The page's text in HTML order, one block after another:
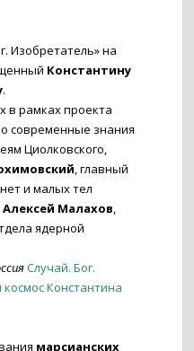
Изобретатель» на
Константину
.
в рамках проекта
современные знания
Циолковского,
, главный
и малых тел
Алексей Малахов,
ядерной
Случай. Бог.
Константина
марсианских